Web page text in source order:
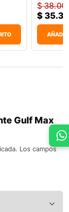
$
$
AÑADIR
Gulf Max
Los campos